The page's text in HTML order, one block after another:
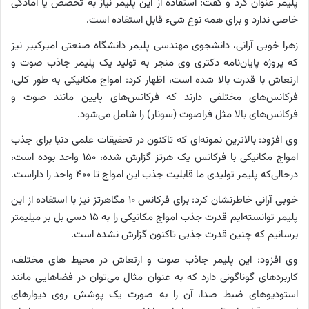
خاصی ندارد و برای همه نوع شیء قابل استفاده است.
زهرا خوبی آرانی، دانشجوی مهندسی پلیمر دانشگاه صنعتی امیرکبیر نیز
که پروژه پایان‌نامه دکتری وی منجر به تولید یک پلیمر جاذب صوت و
ارتعاش با قدرت بالا شده است، اظهار کرد: امواج مکانیکی به طور کلی،
فرکانس‌های مختلفی دارند که فرکانس‌های پایین مانند صوت و
فرکانس‌های بالا مثل فراصوت (سونار) را شامل می‌شود.
وی افزود: بالاترین نمونه‌ای که تاکنون در تحقیقات علمی دنیا برای جذب
امواج مکانیکی با فرکانس یک هرتز گزارش شده، ۱۵۰ واحد بوده است،
درحالی‌که پلیمر تولیدی ما قابلیت جذب این امواج تا ۴۰۰ واحد را داراست.
خوبی آرانی خاطرنشان کرد: برای فرکانس ۱۰ مگاهرتز نیز با استفاده از این
پلیمر توانسته‌ایم قدرت جذب امواج مکانیکی را به ۱۵ دسی بل بر میلیمتر
برسانیم که چنین قدرت جذبی تاکنون گزارش نشده است.
وی افزود: این پلیمر جاذب صوت و ارتعاش در محیط های مختلف،
کاربردهای گوناگونی دارد که به عنوان مثال می‌توان در فضاهایی مانند
استودیوهای ضبط صدا، آن را به صورت یک پوشش روی دیوارهای